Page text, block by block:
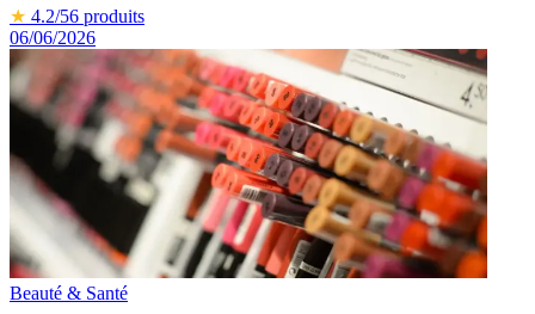
★ 4.2/56 produits
06/06/2026
Beauté & Santé